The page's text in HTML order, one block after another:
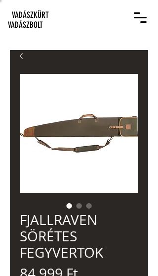
VADÁSZKÜRT
VADÁSZBOLT
FJALLRAVEN
SÖRÉTES
FEGYVERTOK